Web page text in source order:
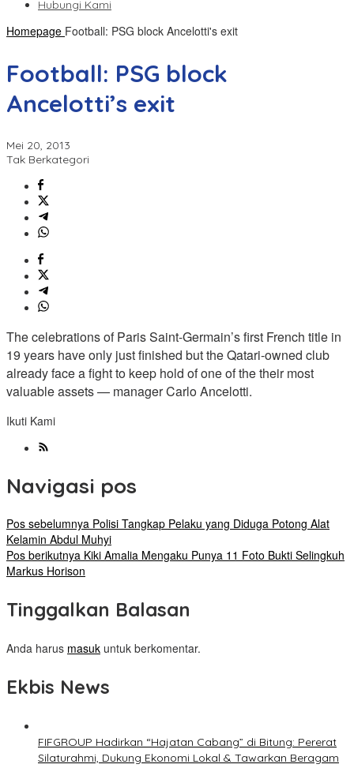
Hubungi Kami
Homepage Football: PSG block Ancelotti's exit
Football: PSG block
Ancelotti’s exit
Mei 20, 2013
Tak Berkategori
The celebrations of Paris Saint-Germain’s first French title in
19 years have only just finished but the Qatari-owned club
already face a fight to keep hold of one of the their most
valuable assets — manager Carlo Ancelotti.
Ikuti Kami
Navigasi pos
Pos sebelumnya Polisi Tangkap Pelaku yang Diduga Potong Alat
Kelamin Abdul Muhyi
Pos berikutnya Kiki Amalia Mengaku Punya 11 Foto Bukti Selingkuh
Markus Horison
Tinggalkan Balasan
Anda harus masuk untuk berkomentar.
Ekbis News
FIFGROUP Hadirkan “Hajatan Cabang” di Bitung: Pererat
Silaturahmi, Dukung Ekonomi Lokal & Tawarkan Beragam